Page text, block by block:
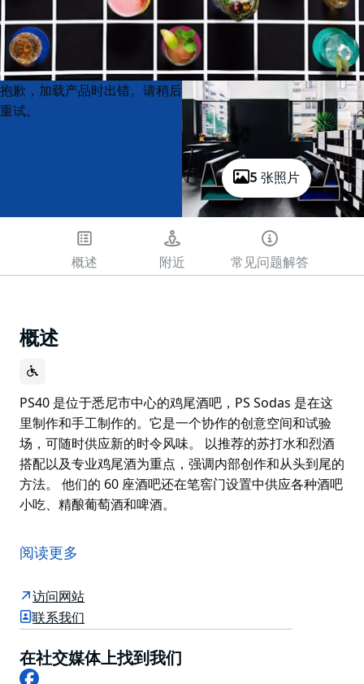
5 张照片
Product
List
Product
List
抱歉，加载产品时出错。请稍后
重试。
概述 附近 常见问题解答
概述
PS40 是位于悉尼市中心的鸡尾酒吧，PS Sodas 是在这
里制作和手工制作的。它是一个协作的创意空间和试验
场，可随时供应新的时令风味。 以推荐的苏打水和烈酒
搭配以及专业鸡尾酒为重点，强调内部创作和从头到尾的
方法。 他们的 60 座酒吧还在笔窖门设置中供应各种酒吧
小吃、精酿葡萄酒和啤酒。
里制作和手工制作的。它是一个协作的创意空间和试验
场，可随时供应新的时令风味。
以推荐的苏打水和烈酒搭配以及专业鸡尾酒为重点，强调
内部创作和从头到尾的方法。
精酿葡萄酒和啤酒。
阅读更多
访问网站
联系我们
在社交媒体上找到我们
Facebook